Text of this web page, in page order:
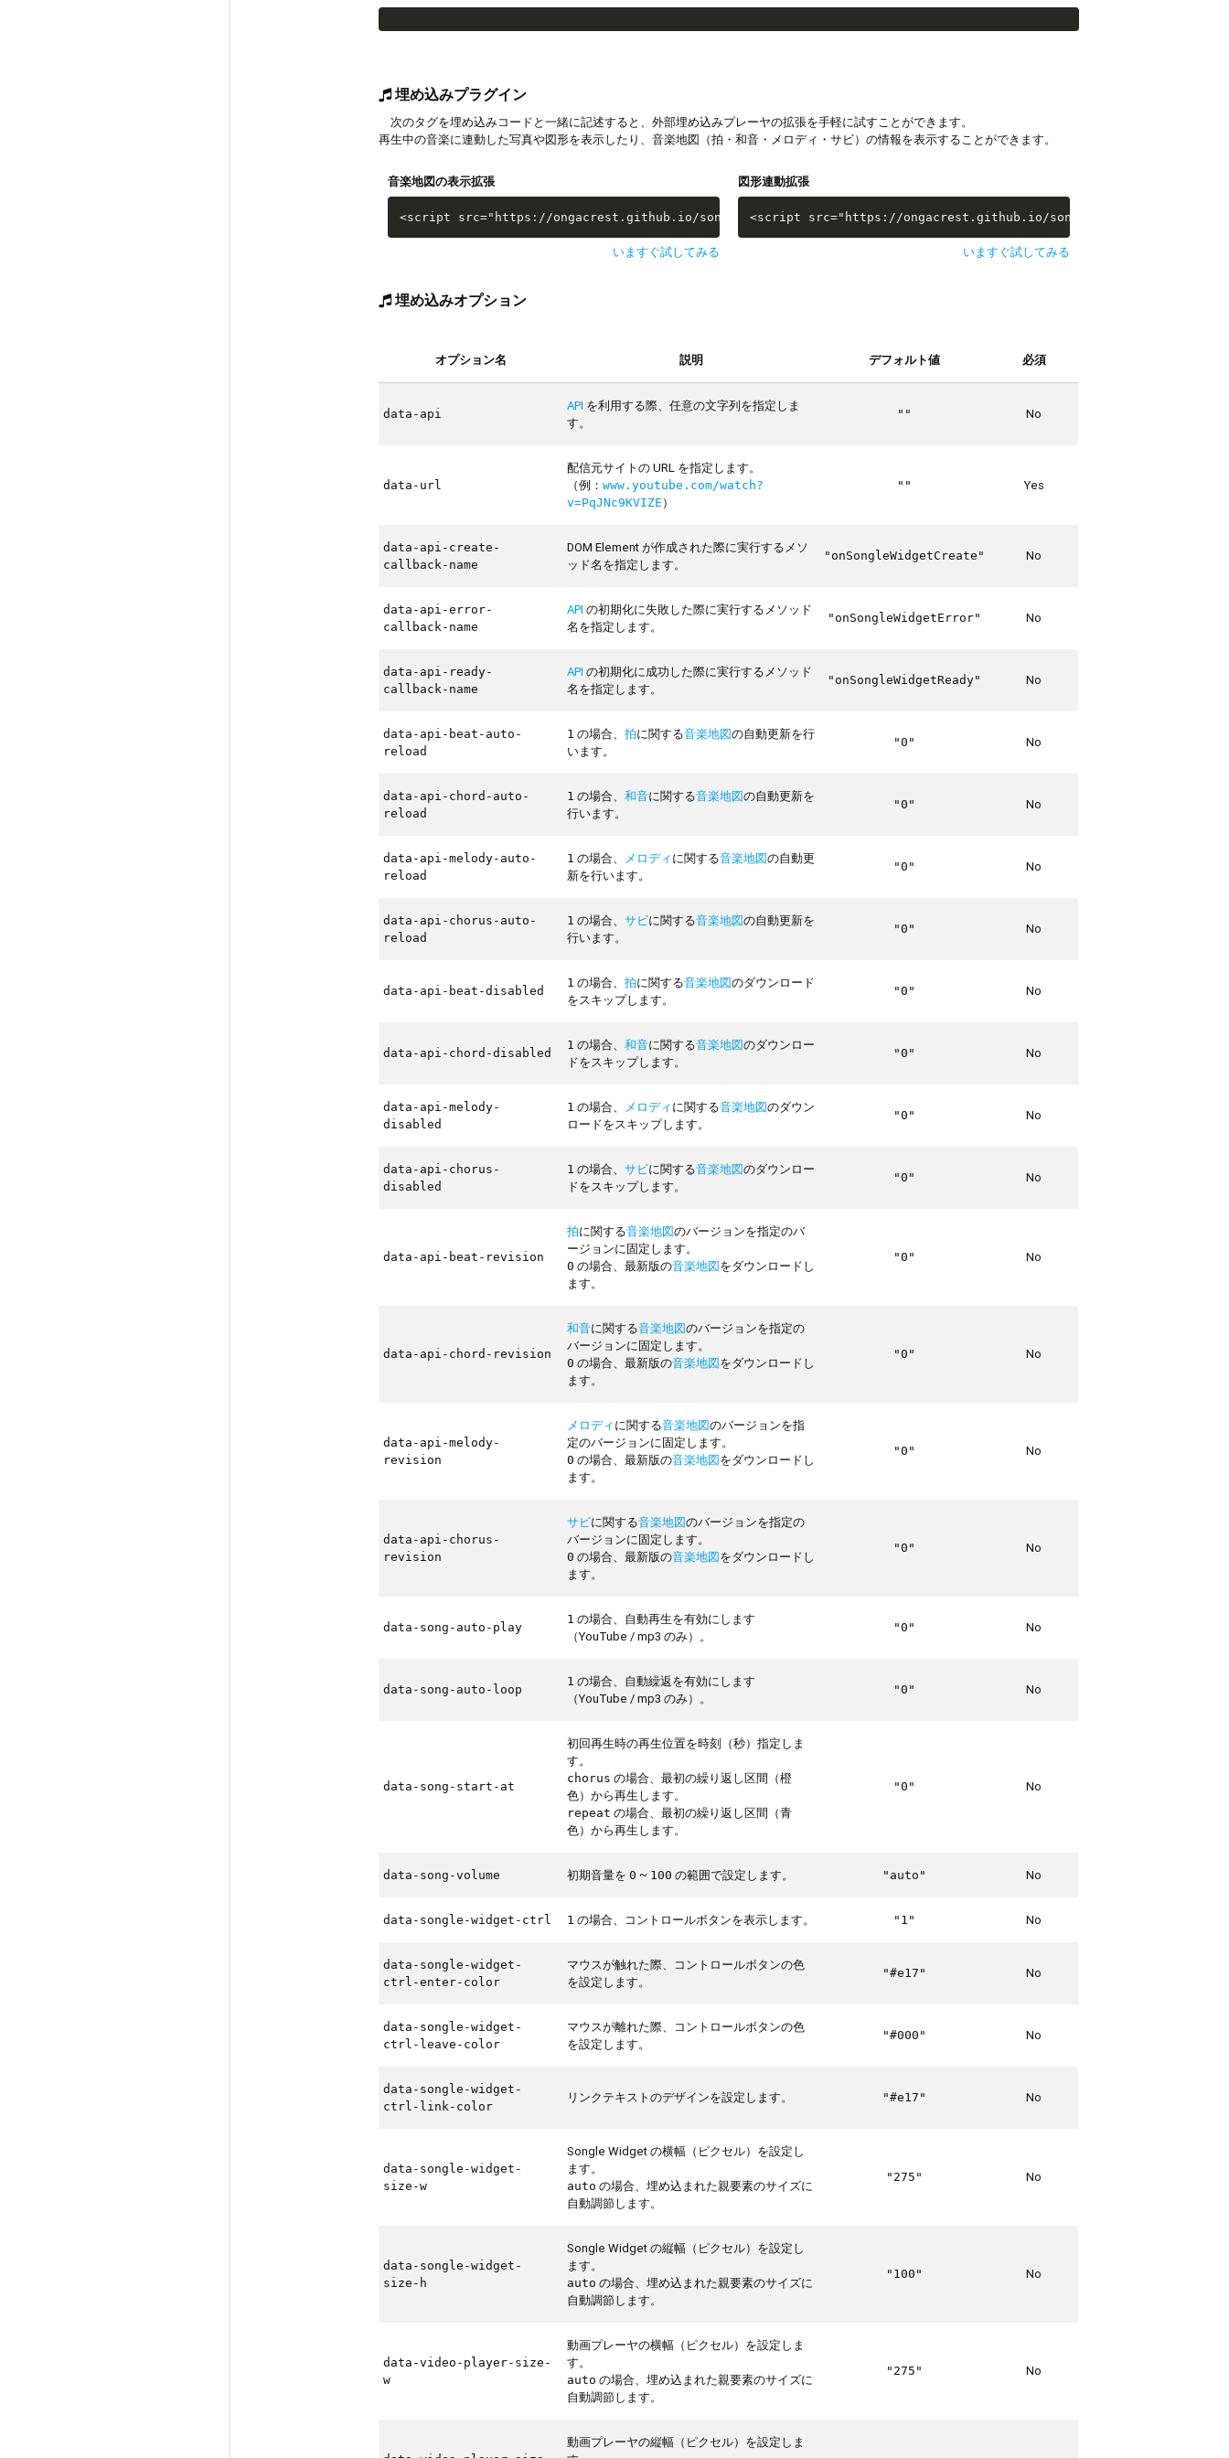
埋め込みプラグイン
次のタグを埋め込みコードと一緒に記述すると、外部埋め込みプレーヤの拡張を手軽に試すことができます。
再生中の音楽に連動した写真や図形を表示したり、音楽地図（拍・和音・メロディ・サビ）の情報を表示することができます。
音楽地図の表示拡張
<script src="https://ongacrest.github.io/songle-widget-api-examples/extras/sw-extra-stats.js"></script>
いますぐ試してみる
図形連動拡張
<script src="https://ongacrest.github.io/songle-widget-api-
いますぐ試してみる
埋め込みオプション
オプション名 説明 デフォルト値 必須
data-api
API を利用する際、任意の文字列を指定しま
す。
"" No
data-url
配信元サイトの URL を指定します。
（例：www.youtube.com/watch?
v=PqJNc9KVIZE ）
"" Yes
data-api-create-
callback-name
DOM Element が作成された際に実行するメソ
ッド名を指定します。
"onSongleWidgetCreate" No
data-api-error-
callback-name
API の初期化に失敗した際に実行するメソッド
名を指定します。
"onSongleWidgetError" No
data-api-ready-
callback-name
API の初期化に成功した際に実行するメソッド
名を指定します。
"onSongleWidgetReady" No
data-api-beat-auto-
reload
1 の場合、拍に関する音楽地図の自動更新を行
います。
"0" No
data-api-chord-auto-
reload
1 の場合、和音に関する音楽地図の自動更新を
行います。
"0" No
data-api-melody-auto-
reload
1 の場合、 メロディに関する音楽地図の自動更
新を行います。
"0" No
data-api-chorus-auto-
reload
1 の場合、サビに関する音楽地図の自動更新を
行います。
"0" No
data-api-beat-disabled
1 の場合、拍に関する音楽地図のダウンロード
をスキップします。
"0" No
data-api-chord-disabled
1 の場合、和音に関する音楽地図のダウンロー
ドをスキップします。
"0" No
data-api-melody-
disabled
1 の場合、 メロディに関する音楽地図のダウン
ロードをスキップします。
"0" No
data-api-chorus-
disabled
1 の場合、サビに関する音楽地図のダウンロー
ドをスキップします。
"0" No
data-api-beat-revision
拍に関する音楽地図のバージョンを指定のバ
ージョンに固定します。
0 の場合、最新版の音楽地図をダウンロードし
ます。
"0" No
data-api-chord-revision
和音に関する音楽地図のバージョンを指定の
バージョンに固定します。
0 の場合、最新版の音楽地図をダウンロードし
ます。
"0" No
data-api-melody-
revision
メロディに関する音楽地図のバージョンを指
定のバージョンに固定します。
0 の場合、最新版の音楽地図をダウンロードし
ます。
"0" No
data-api-chorus-
revision
サビに関する音楽地図のバージョンを指定の
バージョンに固定します。
0 の場合、最新版の音楽地図をダウンロードし
ます。
"0" No
data-song-auto-play
1 の場合、自動再生を有効にします
（YouTube / mp3 のみ）。
"0" No
data-song-auto-loop
1 の場合、自動繰返を有効にします
（YouTube / mp3 のみ）。
"0" No
data-song-start-at
初回再生時の再生位置を時刻（秒）指定しま
す。
chorus の場合、最初の繰り返し区間（橙
色）から再生します。
repeat の場合、最初の繰り返し区間（青
色）から再生します。
"0" No
data-song-volume 初期音量を0 ~ 100 の範囲で設定します。 "auto" No
data-songle-widget-ctrl 1 の場合、コントロールボタンを表示します。 "1" No
data-songle-widget-
ctrl-enter-color
マウスが触れた際、コントロールボタンの色
を設定します。
"#e17" No
data-songle-widget-
ctrl-leave-color
マウスが離れた際、コントロールボタンの色
を設定します。
"#000" No
data-songle-widget-
ctrl-link-color
リンクテキストのデザインを設定します。 "#e17" No
data-songle-widget-
size-w
Songle Widget の横幅（ピクセル）を設定し
ます。
auto の場合、埋め込まれた親要素のサイズに
自動調節します。
"275" No
data-songle-widget-
size-h
Songle Widget の縦幅（ピクセル）を設定し
ます。
auto の場合、埋め込まれた親要素のサイズに
自動調節します。
"100" No
data-video-player-size-
w
動画プレーヤの横幅（ピクセル）を設定しま
す。
auto の場合、埋め込まれた親要素のサイズに
自動調節します。
"275" No
動画プレーヤの縦幅（ピクセル）を設定しま